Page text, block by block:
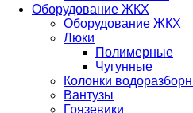
Оборудование ЖКХ
Оборудование ЖКХ
Люки
Полимерные
Чугунные
Колонки
Вантузы
Грязевики